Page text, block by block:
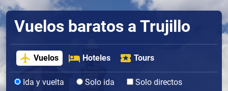
Vuelos baratos a Trujillo
Vuelos Hoteles Tours
Ida y vuelta Solo ida
Solo directos